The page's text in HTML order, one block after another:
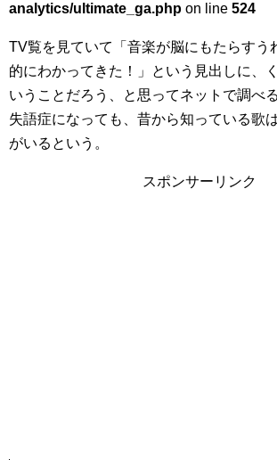
analytics/ultimate_ga.php on line 524
TV覧を見ていて「音楽が脳にもたらすう
的にわかってきた！」という見出しに、
いうことだろう、と思ってネットで調べ
失語症になっても、昔から知っている歌
がいるという。
スポンサーリンク